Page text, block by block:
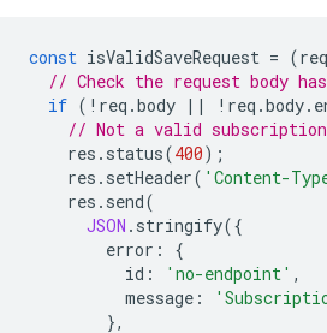
const isValidSaveRequest = (req
// Check the request body
if ( ! req .body || ! req .body.
// Not a valid
res . status(400);
res . setHeader( 'Content-
res . send(
JSON . stringify({
error :
{
id : 'no-endpoint' ,
message :
},